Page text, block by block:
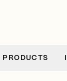
PRODUCTS